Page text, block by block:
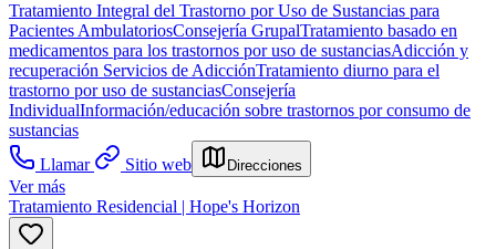
Tratamiento Integral del Trastorno por Uso de Sustancias para
Pacientes AmbulatoriosConsejería GrupalTratamiento basado en
medicamentos para los trastornos por uso de sustanciasAdicción y
recuperación Servicios de AdicciónTratamiento diurno para el
trastorno por uso de sustanciasConsejería
IndividualInformación/educación sobre trastornos por consumo de
sustancias
Llamar
Sitio web Direcciones
Ver más
Tratamiento Residencial | Hope's Horizon